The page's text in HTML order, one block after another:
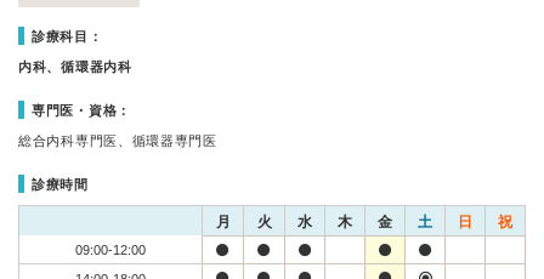
診療科目：
内科、循環器内科
専門医・資格：
総合内科専門医、循環器専門医
診療時間
月 火 水 木 金 土 日 祝
09:00-12:00